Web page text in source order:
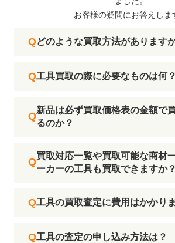
お客様の疑問にお答えしま
どのような買取方法があります
工具買取の際に必要なものは何？
新品は必ず買取価格表の金額で
るのか？
買取対応一覧や買取可能な商材
ーカーの工具も買取できますか？
工具の買取査定に費用はかかり
工具の査定の申し込み方法は？